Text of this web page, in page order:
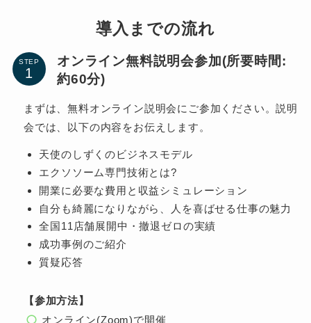
導入までの流れ
STEP
オンライン無料説明会参加(所要時間:
約60分)
まずは、無料オンライン説明会にご参加ください。説明
会では、以下の内容をお伝えします。
天使のしずくのビジネスモデル
エクソソーム専門技術とは?
開業に必要な費用と収益シミュレーション
自分も綺麗になりながら、人を喜ばせる仕事の魅力
全国11店舗展開中・撤退ゼロの実績
成功事例のご紹介
質疑応答
【参加方法】
オンライン(Zoom)で開催